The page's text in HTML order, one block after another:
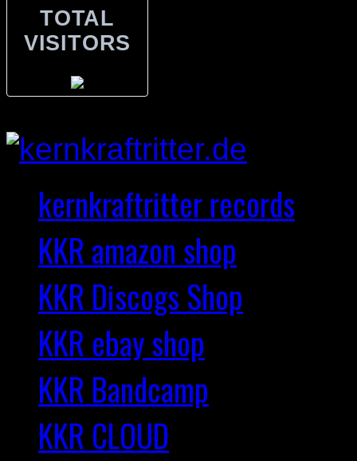
TOTAL
VISITORS
kernkraftritter records
KKR amazon shop
KKR Discogs Shop
KKR ebay shop
KKR Bandcamp
KKR CLOUD